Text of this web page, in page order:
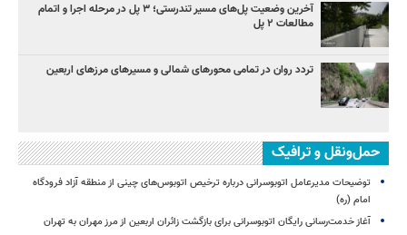
آخرین وضعیت پل‌های مسیر تندرستی؛ ۳ پل در مرحله اجرا و اتمام
مطالعات ۲ پل
تردد روان در تمامی محورهای شمالی و مسیرهای مرزهای اربعین
حمل‌ونقل و ترافیک
توضیحات مدیرعامل اتوبوسرانی درباره ترخیص اتوبوس‌های چینی از منطقه آزاد فرودگاه
امام (ره)
آغاز خدمت‌رسانی رایگان اتوبوسرانی برای بازگشت زائران اربعین از مرز مهران به تهران